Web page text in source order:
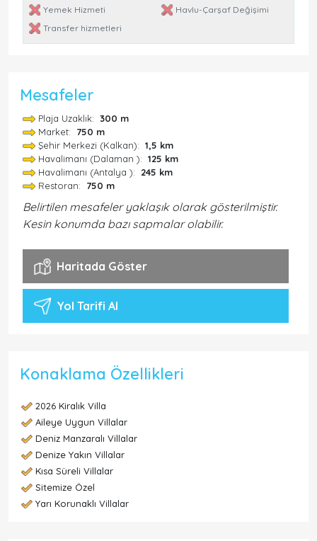
Yemek Hizmeti
Havlu-Çarşaf Değişimi
Transfer hizmetleri
Mesafeler
Plaja Uzaklık: 300 m
Market: 750 m
Şehir Merkezi (Kalkan): 1,5 km
Havalimanı (Dalaman ): 125 km
Havalimanı (Antalya ): 245 km
Restoran: 750 m
Belirtilen mesafeler yaklaşık olarak gösterilmiştir.
Kesin konumda bazı sapmalar olabilir.
Haritada Göster
Yol Tarifi Al
Konaklama Özellikleri
2026 Kiralık Villa
Aileye Uygun Villalar
Deniz Manzaralı Villalar
Denize Yakın Villalar
Kısa Süreli Villalar
Sitemize Özel
Yarı Korunaklı Villalar